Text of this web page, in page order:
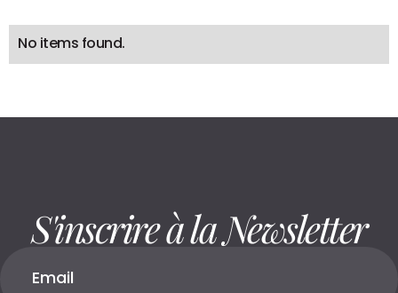
No items found.
S'inscrire à la Newsletter